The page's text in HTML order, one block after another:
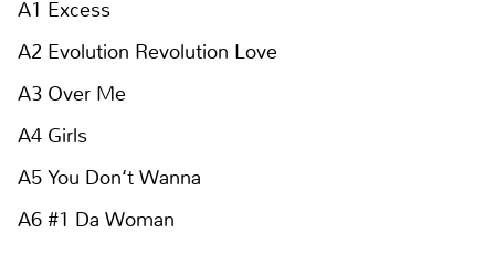
A1 Excess
A2 Evolution Revolution Love
A3 Over Me
A4 Girls
A5 You Don‘t Wanna
A6 #1 Da Woman